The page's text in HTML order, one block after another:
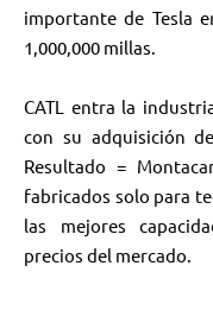
importante de Tesla
1,000,000 millas.
CATL entra la
con su adquisición
Resultado =
fabricados solo para
las mejores
precios del mercado.